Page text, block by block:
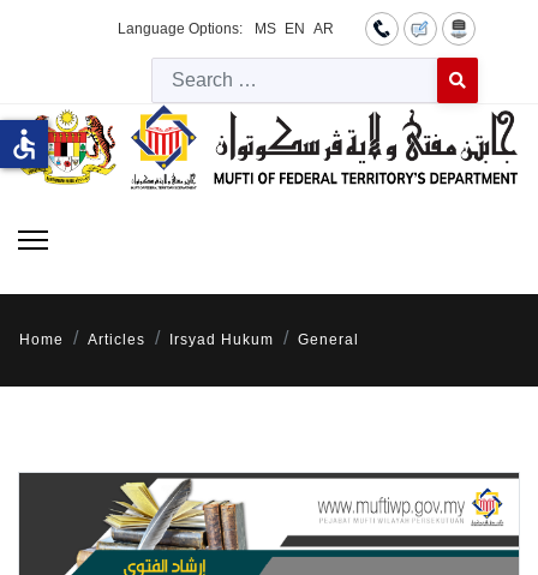
Language Options: MS EN AR
Type 2 or
Home Articles Irsyad Hukum General
accessible